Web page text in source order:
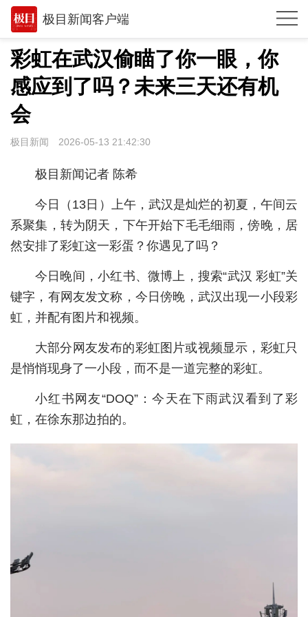
极目新闻客户端
推荐
观点
时政
湖北
环球
专题
极客圈
经济
科教
健康
悠游
相亲
创意
彩虹在武汉偷瞄了你一眼，你
感应到了吗？未来三天还有机
会
极目新闻 2026-05-13 21:42:30
极目新闻记者 陈希
今日（13日）上午，武汉是灿烂的初夏，午间云
系聚集，转为阴天，下午开始下毛毛细雨，傍晚，居
然安排了彩虹这一彩蛋？你遇见了吗？
今日晚间，小红书、微博上，搜索“武汉 彩虹”关
键字，有网友发文称，今日傍晚，武汉出现一小段彩
虹，并配有图片和视频。
大部分网友发布的彩虹图片或视频显示，彩虹只
是悄悄现身了一小段，而不是一道完整的彩虹。
小红书网友“DOQ”：今天在下雨武汉看到了彩
虹，在徐东那边拍的。